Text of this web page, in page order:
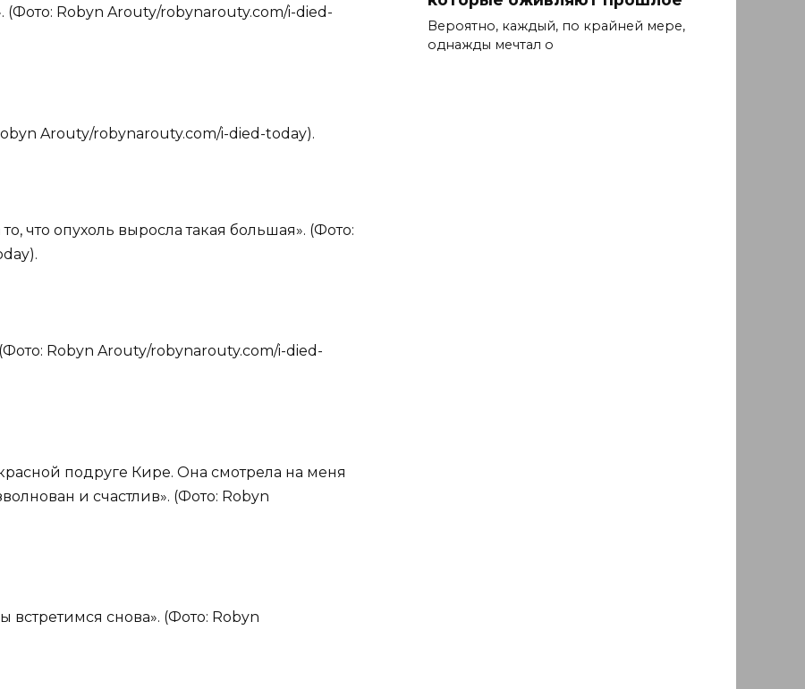
Robyn Arouty/robynarouty.com/i-died-
Arouty/robynarouty.com/i-died-today).
что опухоль выросла такая большая». (Фото:
Robyn Arouty/robynarouty.com/i-died-
подруге Кире. Она смотрела на меня
и счастлив». (Фото: Robyn
встретимся снова». (Фото: Robyn
Вероятно, каждый, по крайней мере,
однажды мечтал о